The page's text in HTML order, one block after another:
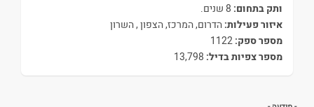
ותק בתחום: 8 שנים.
איזור פעילות:הדרום, המרכז, הצפון , השרון
מספר ספק:1122
מספר צפיות בדיל: